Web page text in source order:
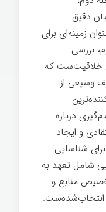
دقیق
زمینه‌ای برای
بررسی
خلاقیت‌ست که
وسیعی از
درباره
و ایجاد
شناسایی
شامل تعهد به
منابع و
انتخاب‌شده‌ست.